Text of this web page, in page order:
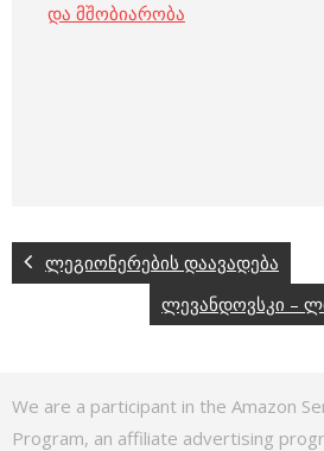
და მშობიარობა
ლეგიონერების დაავადება
ლევანდოვსკი –
We are a participant in the Amazon
Program, an affiliate advertising